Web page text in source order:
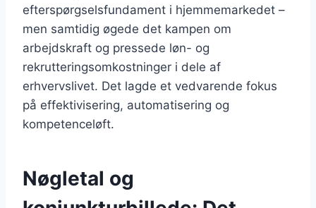
efterspørgselsfundament i hjemmemarkedet –
men samtidig øgede det kampen om
arbejdskraft og pressede løn- og
rekrutteringsomkostninger i dele af
erhvervslivet. Det lagde et vedvarende fokus
på effektivisering, automatisering og
kompetenceløft.
Nøgletal og